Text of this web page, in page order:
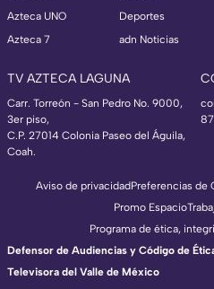
Azteca UNO
Azteca 7
Deportes
adn Noticias
TV AZTECA LAGUNA
Carr. Torreón - San Pedro No. 9000,
3er piso,
C.P. 27014 Colonia Paseo del Águila,
Coah.
Aviso de privacidadPreferencias de
Promo Espacio
Programa de ética,
Defensor de Audiencias y Código de
Televisora del Valle de México